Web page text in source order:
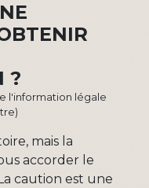
?
l'information légale
mais la
accorder le
caution est une